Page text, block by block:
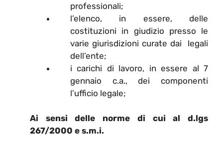
professionali;
l’elenco, in essere, delle
costituzioni in giudizio presso le
varie giurisdizioni curate dai legali
dell’ente;
i carichi di lavoro, in essere al 7
gennaio c.a., dei componenti
l’ufficio legale;
Ai sensi delle norme di cui al d.lgs
267/2000 e s.m.i.